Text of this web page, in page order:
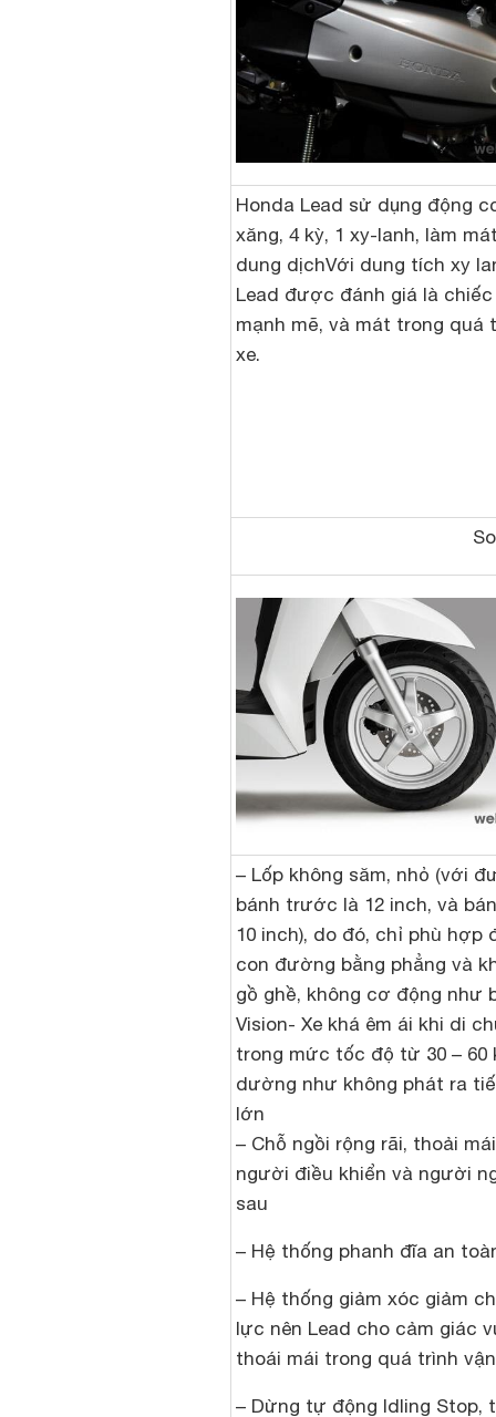
Honda Lead sử dụng động
xăng, 4 kỳ, 1 xy-lanh, làm
dung dịchVới dung tích xy
Lead được đánh giá là chiếc
mạnh mẽ, và mát trong quá
xe.
– Lốp không săm, nhỏ (với
bánh trước là 12 inch, và
10 inch), do đó, chỉ phù hợp
con đường bằng phẳng và
gồ ghề, không cơ động như
Vision- Xe khá êm ái khi di
trong mức tốc độ từ 30 – 60
dường như không phát ra
lớn
– Chỗ ngồi rộng rãi, thoải
người điều khiển và người
sau
– Hệ thống phanh đĩa an
– Hệ thống giảm xóc giảm
lực nên Lead cho cảm giác
thoái mái trong quá trình
– Dừng tự động Idling Stop,